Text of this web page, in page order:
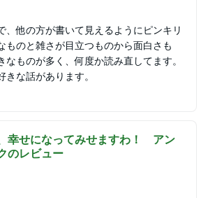
、他の方が書いて見えるようにピンキリ
ものと雑さが目立つものから面白さも
なものが多く、何度か読み直してます。
な話があります。
幸せになってみせますわ！ アン
のレビュー